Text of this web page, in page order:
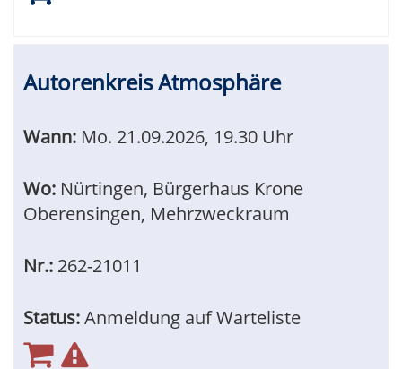
Autorenkreis Atmosphäre
Wann: Mo. 21.09.2026, 19.30 Uhr
Wo: Nürtingen, Bürgerhaus Krone
Oberensingen, Mehrzweckraum
Nr.: 262-21011
Status:Anmeldung auf Warteliste